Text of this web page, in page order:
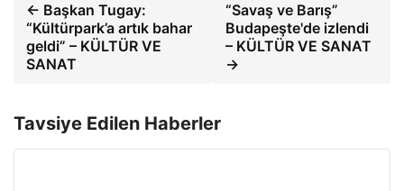
← Başkan Tugay:
“Kültürpark’a artık bahar
geldi” – KÜLTÜR VE
SANAT
“Savaş ve Barış”
Budapeşte'de izlendi
– KÜLTÜR VE SANAT
→
Tavsiye Edilen Haberler